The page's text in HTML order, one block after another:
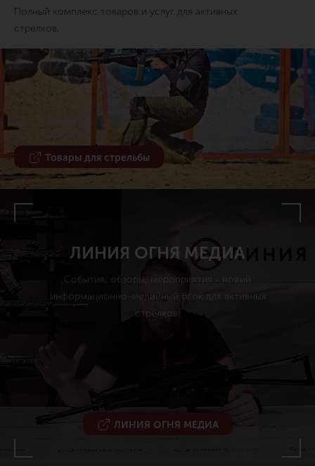
ЛИНИЯ ОГНЯ МЕДИА
События, обзоры, мероприятия - новый
информационно-медийный блок для активных
стрелков!
ЛИНИЯ ОГНЯ МЕДИА
Полный комплекс товаров и услуг для активных
стрелков.
Товары для стрельбы